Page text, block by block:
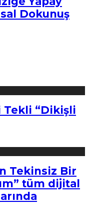
Dokunuş
Tekli “Dikişli
Tekinsiz Bir
tüm dijital